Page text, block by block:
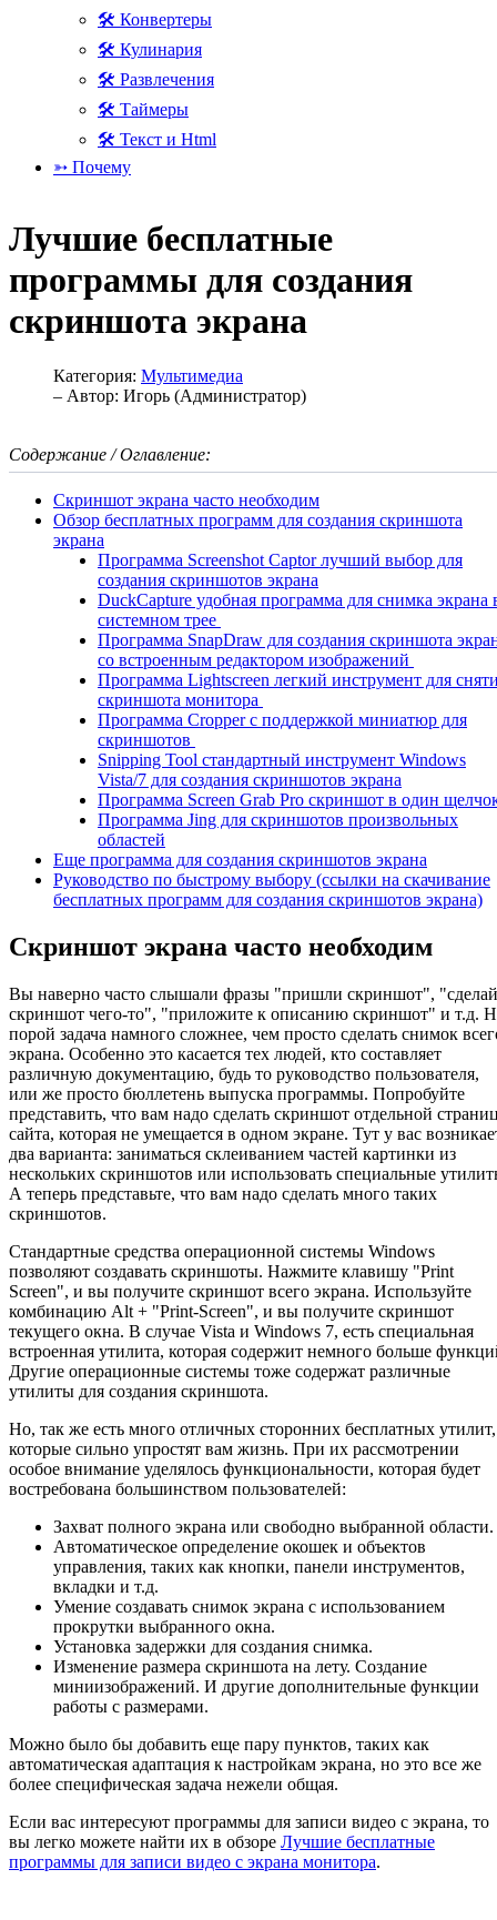
🛠 Конвертеры
🛠 Кулинария
🛠 Развлечения
🛠 Таймеры
🛠 Текст и Html
➳ Почему
Лучшие бесплатные
программы для создания
скриншота экрана
Категория: Мультимедиа
– Автор: Игорь (Администратор)
Содержание / Оглавление:
Скриншот экрана часто необходим
Обзор бесплатных программ для создания скриншота
экрана
Программа Screenshot Captor лучший выбор для
создания скриншотов экрана
DuckCapture удобная программа для снимка экрана
системном трее
Программа SnapDraw для создания скриншота
со встроенным редактором изображений
Программа Lightscreen легкий инструмент для
скриншота монитора
Программа Cropper с поддержкой миниатюр для
скриншотов
Snipping Tool стандартный инструмент Windows
Vista/7 для создания скриншотов экрана
Программа Screen Grab Pro скриншот в один
Программа Jing для скриншотов произвольных
областей
Еще программа для создания скриншотов экрана
Руководство по быстрому выбору (ссылки на скачивание
бесплатных программ для создания скриншотов экрана)
Скриншот экрана часто необходим
Вы наверно часто слышали фразы "пришли скриншот", "сделай
скриншот чего-то", "приложите к описанию скриншот" и т.д.
порой задача намного сложнее, чем просто сделать снимок
экрана. Особенно это касается тех людей, кто составляет
различную документацию, будь то руководство пользователя,
или же просто бюллетень выпуска программы. Попробуйте
представить, что вам надо сделать скриншот отдельной
сайта, которая не умещается в одном экране. Тут у вас
два варианта: заниматься склеиванием частей картинки из
нескольких скриншотов или использовать специальные
А теперь представьте, что вам надо сделать много таких
скриншотов.
Стандартные средства операционной системы Windows
позволяют создавать скриншоты. Нажмите клавишу "Print
Screen", и вы получите скриншот всего экрана. Используйте
комбинацию Alt + "Print-Screen", и вы получите скриншот
текущего окна. В случае Vista и Windows 7, есть специальная
встроенная утилита, которая содержит немного больше
Другие операционные системы тоже содержат различные
утилиты для создания скриншота.
Но, так же есть много отличных сторонних бесплатных утилит,
которые сильно упростят вам жизнь. При их рассмотрении
особое внимание уделялось функциональности, которая будет
востребована большинством пользователей:
Захват полного экрана или свободно выбранной области.
Автоматическое определение окошек и объектов
управления, таких как кнопки, панели инструментов,
вкладки и т.д.
Умение создавать снимок экрана с использованием
прокрутки выбранного окна.
Установка задержки для создания снимка.
Изменение размера скриншота на лету. Создание
миниизображений. И другие дополнительные функции
работы с размерами.
Можно было бы добавить еще пару пунктов, таких как
автоматическая адаптация к настройкам экрана, но это все же
более специфическая задача нежели общая.
Если вас интересуют программы для записи видео с экрана, то
вы легко можете найти их в обзоре Лучшие бесплатные
программы для записи видео с экрана монитора.